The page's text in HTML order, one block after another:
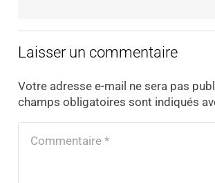
Laisser un commentaire
Votre adresse e-mail ne sera pas
champs obligatoires sont indiqués